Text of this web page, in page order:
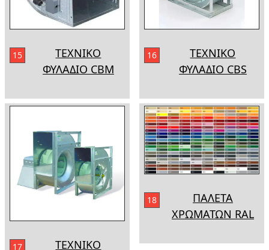
15
ΤΕΧΝΙΚΟ
ΦΥΛΑΔΙΟ CBM
16
ΤΕΧΝΙΚΟ
ΦΥΛΑΔΙΟ CBS
17
ΤΕΧΝΙΚΟ
18
ΠΑΛΕΤΑ
ΧΡΩΜΑΤΩΝ RAL